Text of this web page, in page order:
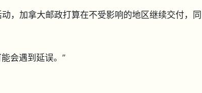
，加拿大邮政打算在不受影响的地区继续交付，
会遇到延误。”